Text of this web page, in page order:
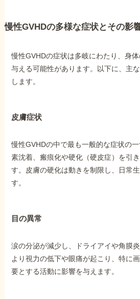
受付時間：平日9:00~18:00
慢性GVHDの多様な症状とその影
慢性GVHDの症状は多岐にわたり、身
与える可能性があります。以下に、主
します。
皮膚症状
慢性GVHDの中で最も一般的な症状の
素沈着、瘢痕化や硬化（硬皮症）を引
す。皮膚の硬化は動きを制限し、日常
す。
目の異常
涙の分泌が減少し、ドライアイや角膜
より視力の低下や眼痛が起こり、特に
要とする活動に影響を与えます。